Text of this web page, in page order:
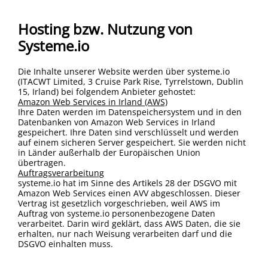
Hosting bzw. Nutzung von
Systeme.io
Die Inhalte unserer Website werden über systeme.io
(ITACWT Limited, 3 Cruise Park Rise, Tyrrelstown, Dublin
15, Irland) bei folgendem Anbieter gehostet:
Amazon Web Services in Irland (AWS)
Ihre Daten werden im Datenspeichersystem und in den
Datenbanken von Amazon Web Services in Irland
gespeichert. Ihre Daten sind verschlüsselt und werden
auf einem sicheren Server gespeichert. Sie werden nicht
in Länder außerhalb der Europäischen Union
übertragen.
Auftragsverarbeitung
systeme.io hat im Sinne des Artikels 28 der DSGVO mit
Amazon Web Services einen AVV abgeschlossen. Dieser
Vertrag ist gesetzlich vorgeschrieben, weil AWS im
Auftrag von systeme.io personenbezogene Daten
verarbeitet. Darin wird geklärt, dass AWS Daten, die sie
erhalten, nur nach Weisung verarbeiten darf und die
DSGVO einhalten muss.